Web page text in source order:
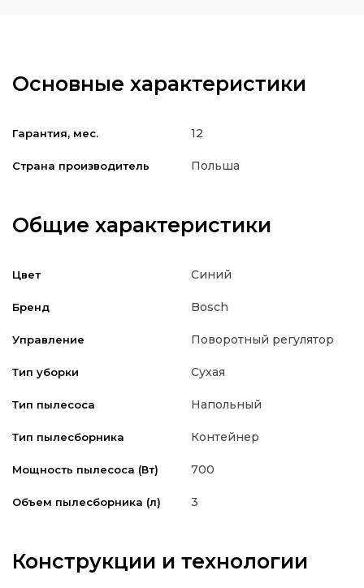
Основные характеристики
Гарантия, мес. 12
Страна производитель Польша
Общие характеристики
Цвет Синий
Бренд Bosch
Управление Поворотный регулятор
Тип уборки Сухая
Тип пылесоса Напольный
Тип пылесборника Контейнер
Мощность пылесоса (Вт) 700
Объем пылесборника (л) 3
Конструкции и технологии